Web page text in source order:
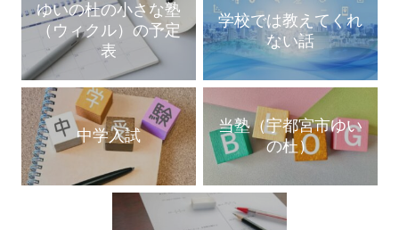
ゆいの杜の小さな塾
（ウィクル）の予定
表
学校では教えてくれ
ない話
中学入試
当塾（宇都宮市ゆい
の杜）